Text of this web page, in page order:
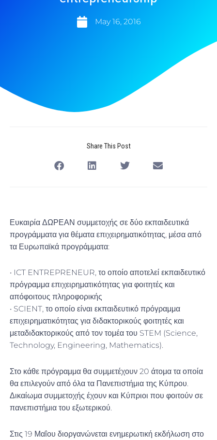
May 16, 2016
Share This Post
Ευκαιρία ΔΩΡΕΑΝ συμμετοχής σε δύο εκπαιδευτικά
προγράμματα για θέματα επιχειρηματικότητας, μέσα από
τα Ευρωπαϊκά προγράμματα:
• ICT ENTREPRENEUR, το οποίο αποτελεί εκπαιδευτικό
πρόγραμμα επιχειρηματικότητας για φοιτητές και
απόφοιτους πληροφορικής
• SCIENT, το οποίο είναι εκπαιδευτικό πρόγραμμα
επιχειρηματικότητας για διδακτορικούς φοιτητές και
μεταδιδακτορικούς από τον τομέα του STEM (Science,
Technology, Engineering, Mathematics).
Στο κάθε πρόγραμμα θα συμμετέχουν 20 άτομα τα οποία
θα επιλεγούν από όλα τα Πανεπιστήμια της Κύπρου.
Δικαίωμα συμμετοχής έχουν και Κύπριοι που φοιτούν σε
πανεπιστήμια του εξωτερικού.
Στις 19 Μαΐου διοργανώνεται ενημερωτική εκδήλωση στο